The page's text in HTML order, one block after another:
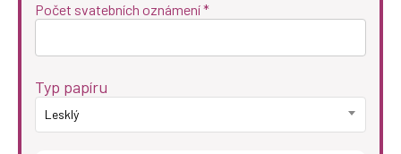
Počet svatebních oznámení *
Typ papíru
Lesklý